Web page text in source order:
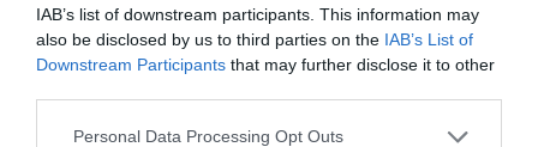
IAB’s list of downstream participants. This information may
also be disclosed by us to third parties on the IAB’s List of
Downstream Participants that may further disclose it to other
Please note that this website/app uses one or more Google
Personal Data Processing Opt Outs
28.03.2026 | 18:07